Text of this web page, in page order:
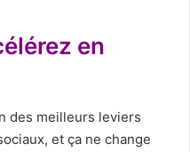
en
des meilleurs leviers
et ça ne change